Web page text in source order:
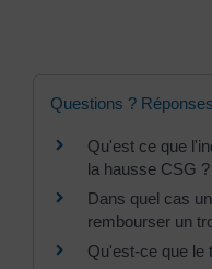
Questions ?
Qu'est ce que
la hausse CSG ?
Dans quel cas
rembourser un
Qu'est-ce que le